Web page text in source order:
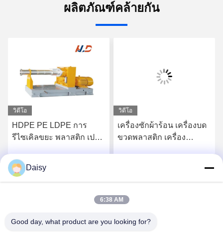
ผลิตภัณฑ์คล้ายกัน
วิดีโอ
HDPE PE LDPE การ
รีไซเคิลขยะ พลาสติก เปล
เลอเตอร์ สกรูเดียว
หา ราคา ที่ ดี ที่สุด
วิดีโอ
เครื่องซักผ้าร้อน เครื่องบด
ขวดพลาสติก เครื่อง
Daisy
6:38 AM
Good day, what product are you looking for?